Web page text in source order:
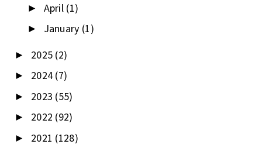
► April (1)
► January (1)
► 2025 (2)
► 2024 (7)
► 2023 (55)
► 2022 (92)
► 2021 (128)